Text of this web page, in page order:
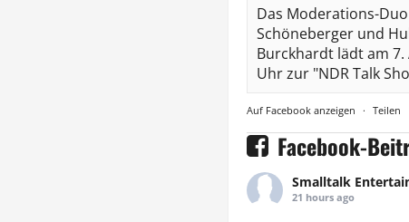
Das Moderations-
Schöneberger und
Burckhardt lädt am 7.
Uhr zur "NDR Talk
Auf Facebook anzeigen · Teilen
Facebook-
Smalltalk
21 hours ago